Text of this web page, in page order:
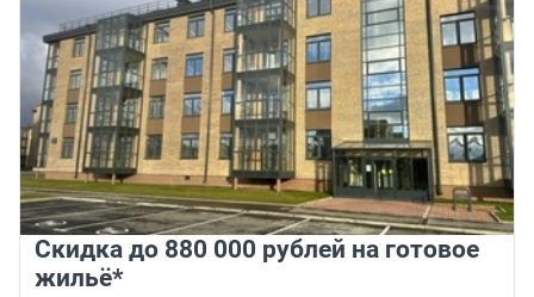
Скидка до 880 000 рублей на готовое
жильё*